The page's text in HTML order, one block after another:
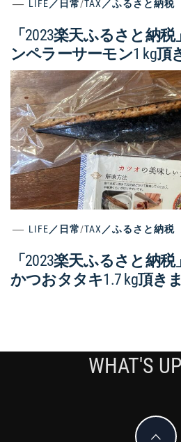
LIFE／日常/TAX／ふるさと納税
「2023楽天ふるさと納
ンペラーサーモン1 kg頂
LIFE／日常/TAX／ふるさと納税
「2023楽天ふるさと納
かつおタタキ1.7 kg頂き
WHAT'S